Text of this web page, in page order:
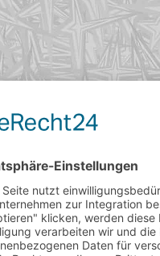
Nicht unbedingt.
Ja, bei den
im Durchschnitt?
von der Bank?Ja,